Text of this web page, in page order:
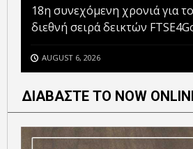
18η συνεχόμενη χρονιά για
διεθνή σειρά δεικτών
AUGUST 6, 2026
ΔΙΑΒΑΣΤΕ ΤΟ NOW